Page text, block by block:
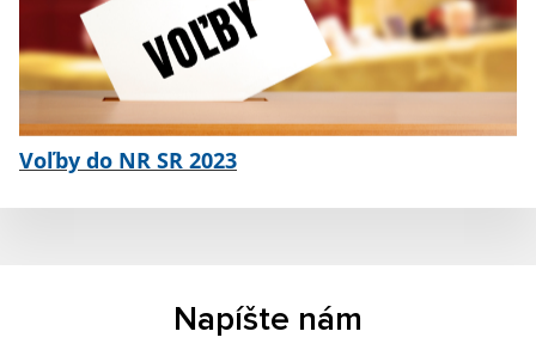
Voľby do NR SR 2023
Napíšte nám